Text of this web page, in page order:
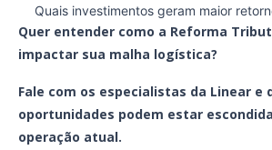
Quais investimentos geram maior
Quer entender como a Reforma
impactar sua malha logística?
Fale com os especialistas da Linear e
oportunidades podem estar
operação atual.